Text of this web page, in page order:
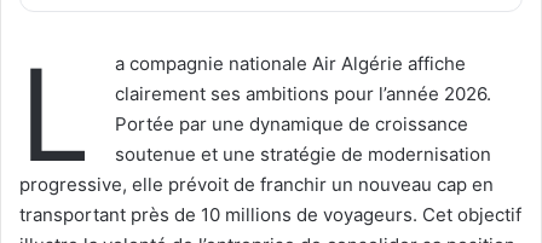
L a compagnie nationale Air Algérie affiche
clairement ses ambitions pour l’année 2026.
Portée par une dynamique de croissance
soutenue et une stratégie de modernisation
progressive, elle prévoit de franchir un nouveau cap en
transportant près de 10 millions de voyageurs. Cet objectif